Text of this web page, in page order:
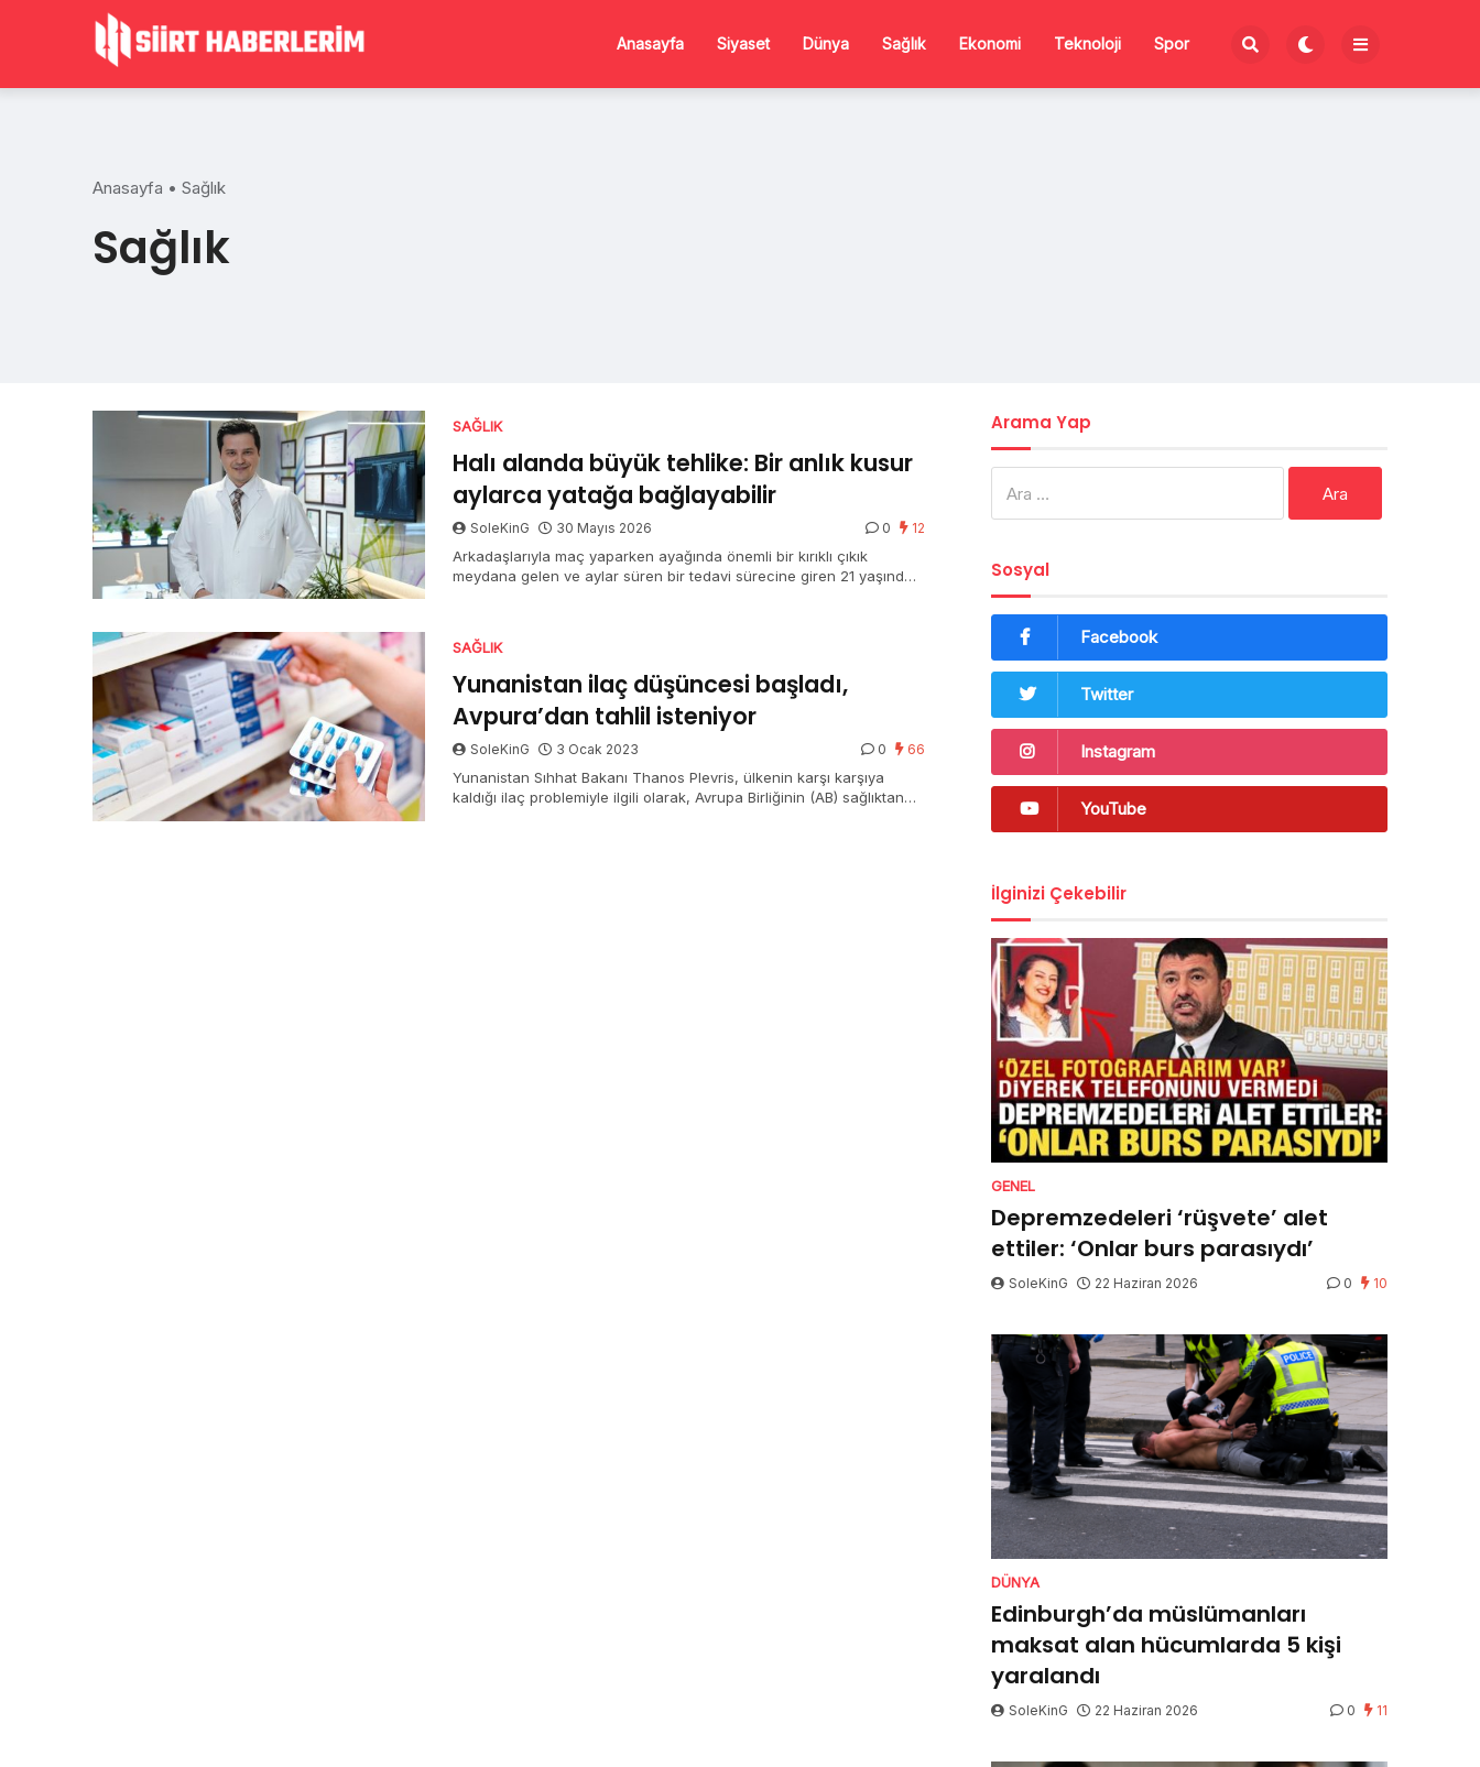
Anasayfa Siyaset Dünya Sağlık Ekonomi Teknoloji Spor
Anasayfa • Sağlık
Sağlık
SAĞLIK
Halı alanda büyük tehlike: Bir anlık kusur
aylarca yatağa bağlayabilir
SoleKinG 30 Mayıs 2026 0 12
Arkadaşlarıyla maç yaparken ayağında önemli bir kırıklı çıkık
meydana gelen ve aylar süren bir tedavi sürecine giren 21 yaşındaki
SAĞLIK
Yunanistan ilaç düşüncesi başladı,
Avpura’dan tahlil isteniyor
SoleKinG 3 Ocak 2023 0 66
Yunanistan Sıhhat Bakanı Thanos Plevris, ülkenin karşı karşıya
kaldığı ilaç problemiyle ilgili olarak, Avrupa Birliğinin (AB) sağlıktan
Arama Yap
Sosyal
Facebook
Twitter
Instagram
YouTube
İlginizi Çekebilir
GENEL
Depremzedeleri ‘rüşvete’ alet
ettiler: ‘Onlar burs parasıydı’
SoleKinG 22 Haziran 2026 0 10
DÜNYA
Edinburgh’da müslümanları
maksat alan hücumlarda 5 kişi
yaralandı
SoleKinG 22 Haziran 2026 0 11